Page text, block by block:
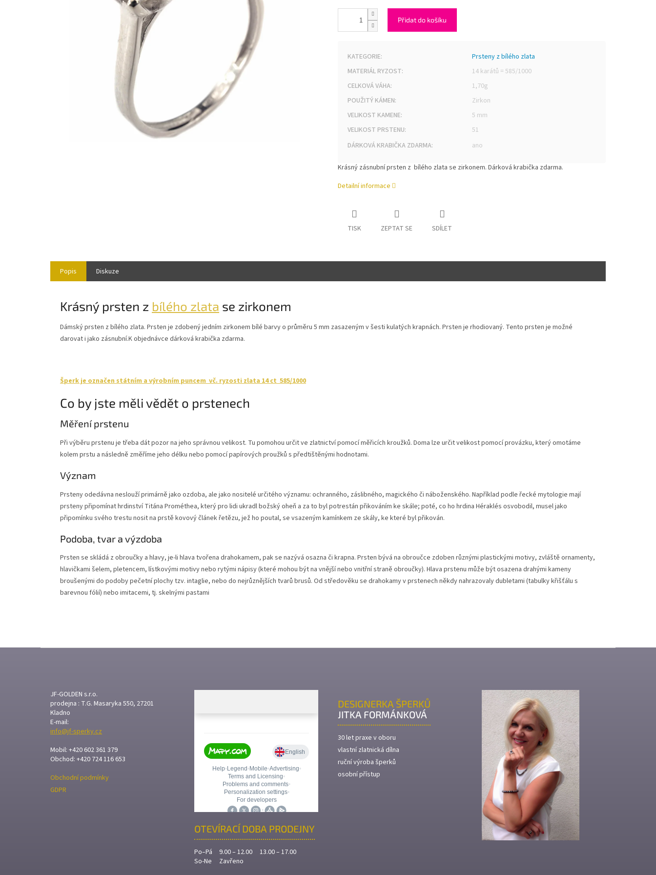
Přidat do košíku
KATEGORIE:
Prsteny z bílého zlata
MATERIÁL RYZOST:
14 karátů = 585/1000
CELKOVÁ VÁHA:
1,70g
POUŽITÝ KÁMEN:
Zirkon
VELIKOST KAMENE:
5 mm
VELIKOST PRSTENU:
51
DÁRKOVÁ KRABIČKA ZDARMA: ano
Krásný zásnubní prsten z bílého zlata se zirkonem. Dárková krabička zdarma.
Detailní informace
TISK ZEPTAT SE SDÍLET
Popis Diskuze
Krásný prsten z bílého zlata se zirkonem
Dámský prsten z bílého zlata. Prsten je zdobený jedním zirkonem bílé barvy o průměru 5 mm zasazeným v šesti kulatých krapnách. Prsten je rhodiovaný. Tento prsten je možné
darovat i jako zásnubní.K objednávce dárková krabička zdarma.
Šperk je označen státním a výrobním puncem vč. ryzosti zlata 14 ct 585/1000
Co by jste měli vědět o prstenech
Měření prstenu
Při výběru prstenu je třeba dát pozor na jeho správnou velikost. Tu pomohou určit ve zlatnictví pomocí měřicích kroužků. Doma lze určit velikost pomocí provázku, který omotáme
kolem prstu a následně změříme jeho délku nebo pomocí papírových proužků s předtištěnými hodnotami.
Význam
Prsteny odedávna neslouží primárně jako ozdoba, ale jako nositelé určitého významu: ochranného, záslibného, magického či náboženského. Například podle řecké mytologie mají
prsteny připomínat hrdinství Titána Prométhea, který pro lidi ukradl božský oheň a za to byl potrestán přikováním ke skále; poté, co ho hrdina Héraklés osvobodil, musel jako
připomínku svého trestu nosit na prstě kovový článek řetězu, jež ho poutal, se vsazeným kamínkem ze skály, ke které byl přikován.
Podoba, tvar a výzdoba
Prsten se skládá z obroučky a hlavy, je-li hlava tvořena drahokamem, pak se nazývá osazna či krapna. Prsten bývá na obroučce zdoben různými plastickými motivy, zvláště ornamenty,
hlavičkami šelem, pletencem, lístkovými motivy nebo rytými nápisy (které mohou být na vnější nebo vnitřní straně obroučky). Hlava prstenu může být osazena drahými kameny
broušenými do podoby pečetní plochy tzv. intaglie, nebo do nejrůznějších tvarů brusů. Od středověku se drahokamy v prstenech někdy nahrazovaly dubletami (tabulky křišťálu s
barevnou fólií) nebo imitacemi, tj. skelnými pastami
JF-GOLDEN s.r.o.
prodejna : T.G. Masaryka 550, 27201
Kladno
E-mail:
info@jf-sperky.cz
Mobil: +420 602 361 379
Obchod: +420 724 116 653
Obchodní podmínky
GDPR
OTEVÍRACÍ DOBA PRODEJNY
Po–Pá
9.00 – 12.00 13.00 – 17.00
So-Ne
Zavřeno
DESIGNERKA ŠPERKŮ
JITKA FORMÁNKOVÁ
30 let praxe v oboru
vlastní zlatnická dílna
ruční výroba šperků
osobní přístup